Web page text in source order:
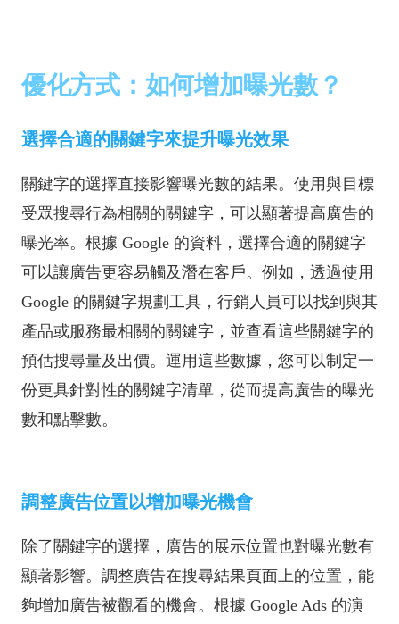
優化方式：如何增加曝光數？
選擇合適的關鍵字來提升曝光效果
關鍵字的選擇直接影響曝光數的結果。使用與目標
受眾搜尋行為相關的關鍵字，可以顯著提高廣告的
曝光率。根據 Google 的資料，選擇合適的關鍵字
可以讓廣告更容易觸及潛在客戶。例如，透過使用
Google 的關鍵字規劃工具，行銷人員可以找到與其
產品或服務最相關的關鍵字，並查看這些關鍵字的
預估搜尋量及出價。運用這些數據，您可以制定一
份更具針對性的關鍵字清單，從而提高廣告的曝光
數和點擊數。
調整廣告位置以增加曝光機會
除了關鍵字的選擇，廣告的展示位置也對曝光數有
顯著影響。調整廣告在搜尋結果頁面上的位置，能
夠增加廣告被觀看的機會。根據 Google Ads 的演